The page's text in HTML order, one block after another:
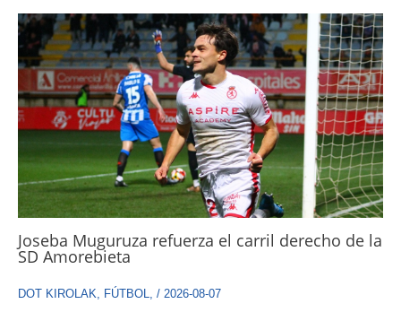
Joseba Muguruza refuerza el carril derecho de la
SD Amorebieta
DOT KIROLAK, FÚTBOL, / 2026-08-07